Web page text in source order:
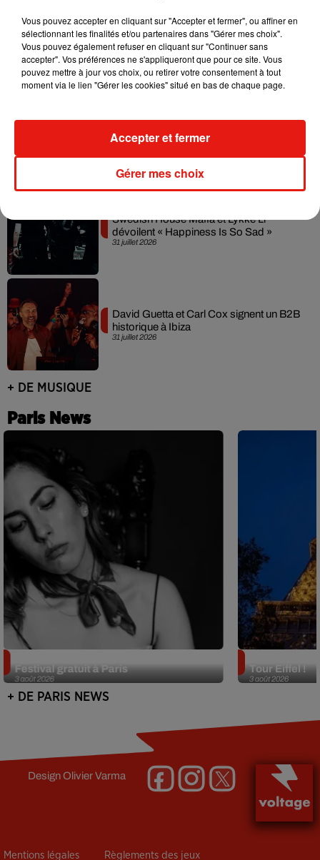
6 août 2026
Il y a 10 ans, DJ Snake changeait de
dimension avec son premier...
3 août 2026
Fred again.. et Latin Mafia dévoilent enfin
leur mixtape créée en...
31 juillet 2026
Swedish House Mafia et Lykke Li
dévoilent « Happiness Is So Sad »
31 juillet 2026
David Guetta et Carl Cox signent un B2B
historique à Ibiza
+ DE MUSIQUE
Paris News
3 août 2026
Festival gratuit à Paris
3 août 2026
Tour Eiffel !
+ DE PARIS NEWS
DesignOlivier Varma
Mentions légales Règlements des jeux
Vous pouvez accepter en cliquant sur "Accepter et fermer", ou affiner en
sélectionnant les finalités et/ou partenaires dans "Gérer mes choix".
Vous pouvez également refuser en cliquant sur "Continuer sans
accepter". Vos préférences ne s'appliqueront que pour ce site. Vous
pouvez mettre à jour vos choix, ou retirer votre consentement à tout
moment via le lien "Gérer les cookies" situé en bas de chaque page.
Gérer mes choix
Accepter et fermer